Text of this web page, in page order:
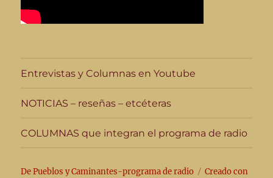
Entrevistas y Columnas en Youtube
NOTICIAS – reseñas – etcéteras
COLUMNAS que integran el programa de radio
De Pueblos y Caminantes-programa de radio Creado con